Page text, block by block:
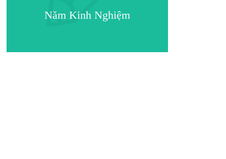
Năm Kinh Nghiệm